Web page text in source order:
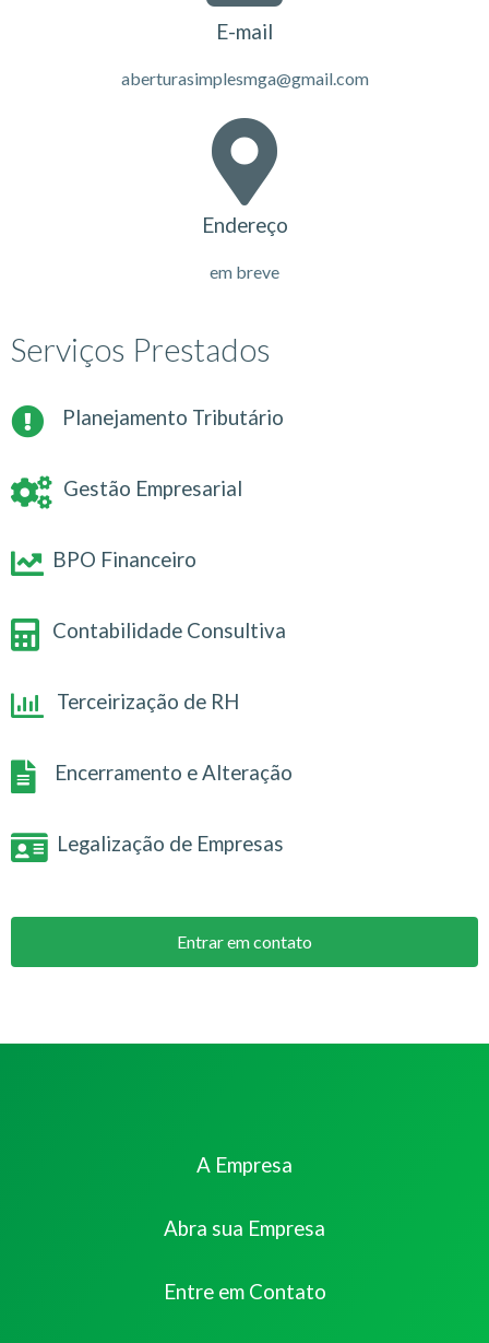
E-mail
aberturasimplesmga@gmail.com
Endereço
em breve
Serviços Prestados
Planejamento Tributário
Gestão Empresarial
BPO Financeiro
Contabilidade Consultiva
Terceirização de RH
Encerramento e Alteração
Legalização de Empresas
Entrar em contato
A Empresa
Abra sua Empresa
Entre em Contato